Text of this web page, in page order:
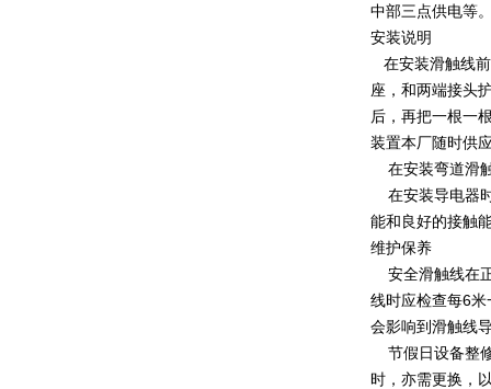
中部三点供电等
安装说明
在安装滑触线
座，和两端接头
后，再把一根一
装置本厂随时供
在安装弯道滑
在安装导电器
能和良好的接触
维护保养
安全滑触线在
线时应检查每6
会影响到滑触线
节假日设备整
时，亦需更换，